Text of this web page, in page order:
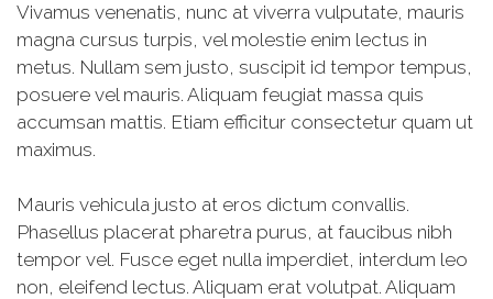
Vivamus venenatis, nunc at viverra vulputate, mauris
magna cursus turpis, vel molestie enim lectus in
metus. Nullam sem justo, suscipit id tempor tempus,
posuere vel mauris. Aliquam feugiat massa quis
accumsan mattis. Etiam efficitur consectetur quam ut
maximus.
Mauris vehicula justo at eros dictum convallis.
Phasellus placerat pharetra purus, at faucibus nibh
tempor vel. Fusce eget nulla imperdiet, interdum leo
non, eleifend lectus. Aliquam erat volutpat. Aliquam